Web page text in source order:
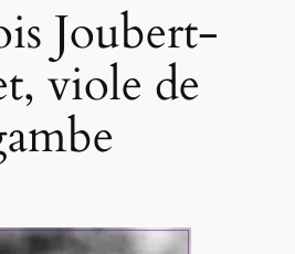
Joubert-
viole de